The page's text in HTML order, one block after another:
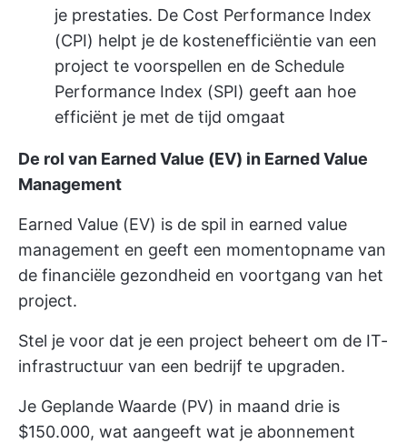
je prestaties. De Cost Performance Index
(CPI) helpt je de kostenefficiëntie van een
project te voorspellen en de Schedule
Performance Index (SPI) geeft aan hoe
efficiënt je met de tijd omgaat
De rol van Earned Value (EV) in Earned Value
Management
Earned Value (EV) is de spil in earned value
management en geeft een momentopname van
de financiële gezondheid en voortgang van het
project.
Stel je voor dat je een project beheert om de IT-
infrastructuur van een bedrijf te upgraden.
Je Geplande Waarde (PV) in maand drie is
$150.000, wat aangeeft wat je abonnement